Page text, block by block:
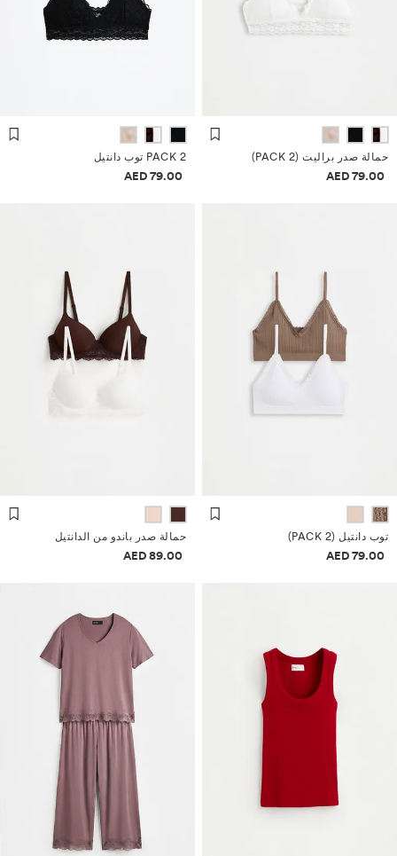
حمالة صدر براليت (PACK 2)
معلومات الأسعار
79.00 AED
PACK 2 توب دانتيل
معلومات الأسعار
79.00 AED
توب دانتيل (PACK 2)
معلومات الأسعار
79.00 AED
حمالة صدر باندو من الدانتيل
معلومات الأسعار
89.00 AED